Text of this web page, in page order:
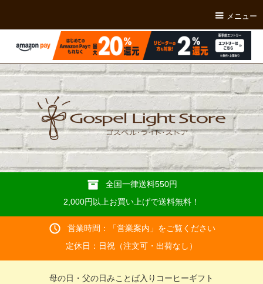
メニュー
全国一律送料550円
2,000円以上お買い上げで送料無料！
営業時間：「営業案内 」をご覧ください
定休日：日祝（注文可・出荷なし）
母の日・父の日みことば入りコーヒーギフト